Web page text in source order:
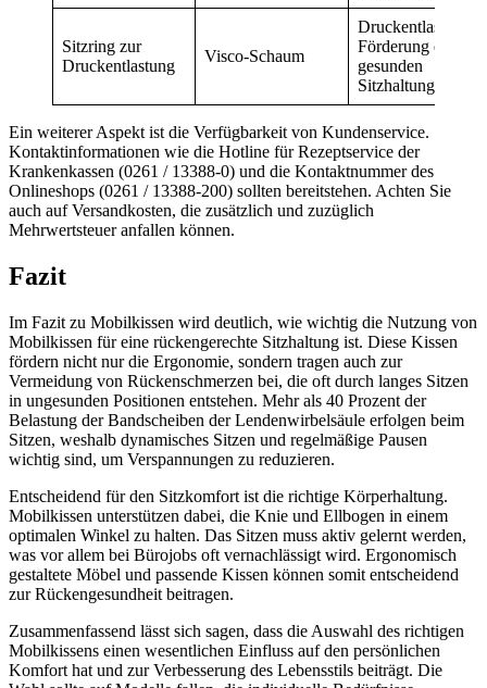
Sitzring zur
Druckentlastung
Visco-Schaum
Druckentlastung,
Förderung einer
gesunden
Sitzhaltung
Ein weiterer Aspekt ist die Verfügbarkeit von Kundenservice.
Kontaktinformationen wie die Hotline für Rezeptservice der
Krankenkassen (0261 / 13388-0) und die Kontaktnummer des
Onlineshops (0261 / 13388-200) sollten bereitstehen. Achten Sie
auch auf Versandkosten, die zusätzlich und zuzüglich
Mehrwertsteuer anfallen können.
Fazit
Im Fazit zu Mobilkissen wird deutlich, wie wichtig die Nutzung von
Mobilkissen für eine rückengerechte Sitzhaltung ist. Diese Kissen
fördern nicht nur die Ergonomie, sondern tragen auch zur
Vermeidung von Rückenschmerzen bei, die oft durch langes Sitzen
in ungesunden Positionen entstehen. Mehr als 40 Prozent der
Belastung der Bandscheiben der Lendenwirbelsäule erfolgen beim
Sitzen, weshalb dynamisches Sitzen und regelmäßige Pausen
wichtig sind, um Verspannungen zu reduzieren.
Entscheidend für den Sitzkomfort ist die richtige Körperhaltung.
Mobilkissen unterstützen dabei, die Knie und Ellbogen in einem
optimalen Winkel zu halten. Das Sitzen muss aktiv gelernt werden,
was vor allem bei Bürojobs oft vernachlässigt wird. Ergonomisch
gestaltete Möbel und passende Kissen können somit entscheidend
zur Rückengesundheit beitragen.
Zusammenfassend lässt sich sagen, dass die Auswahl des richtigen
Mobilkissens einen wesentlichen Einfluss auf den persönlichen
Komfort hat und zur Verbesserung des Lebensstils beiträgt. Die